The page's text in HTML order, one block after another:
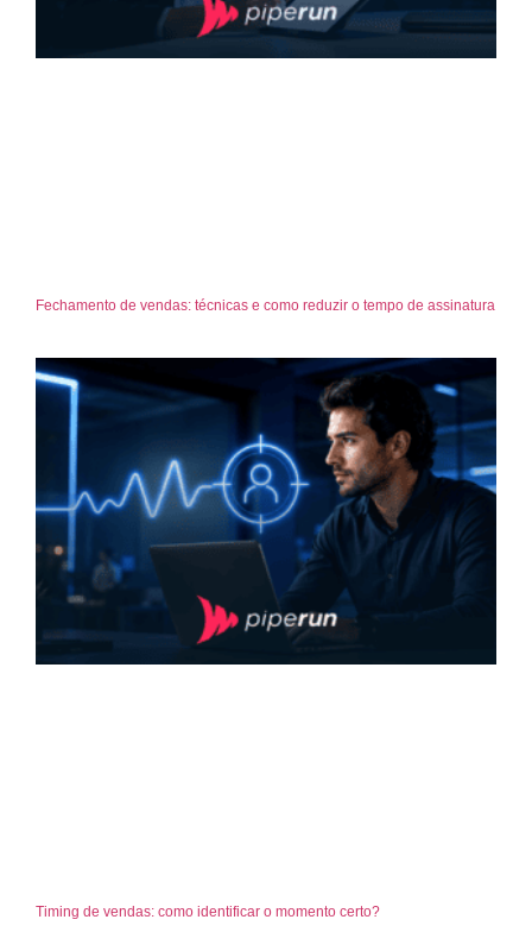
Fechamento de vendas: técnicas e como reduzir o tempo de assinatura
Timing de vendas: como identificar o momento certo?